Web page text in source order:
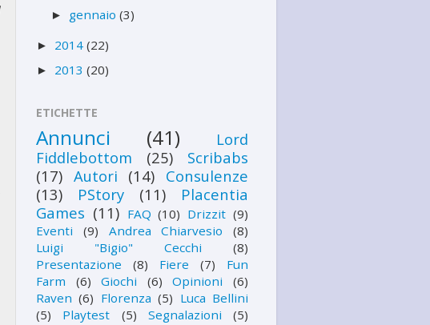
► gennaio(3)
► 2014 (22)
► 2013 (20)
ETICHETTE
Annunci (41)
Lord
Fiddlebottom
(25)
Scribabs
(17) Autori (14) Consulenze
(13)
PStory (11)
Placentia
Games (11) FAQ (10) Drizzit (9)
Eventi
(9) Andrea Chiarvesio
(8)
Luigi "Bigio" Cecchi
(8)
Presentazione
(8) Fiere (7)
Fun
Farm
(6) Giochi (6) Opinioni
(6)
Raven (6) Florenza (5) Luca Bellini
(5)
Playtest (5) Segnalazioni
(5)